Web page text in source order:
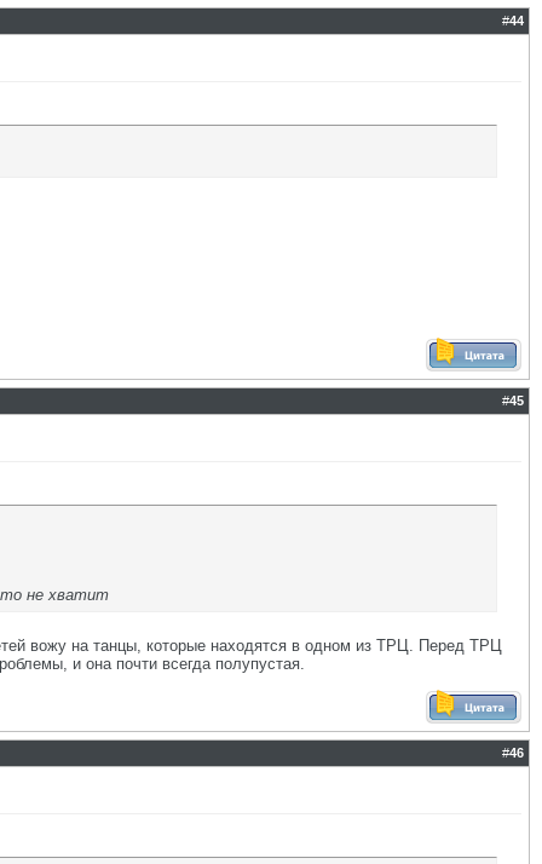
#44
#45
не хватит
вожу на танцы, которые находятся в одном из ТРЦ. Перед ТРЦ
и она почти всегда полупустая.
#46